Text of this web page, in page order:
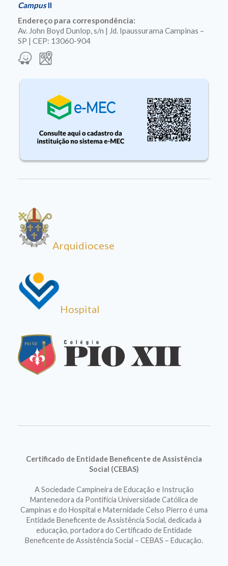
CampusII
Endereço para correspondência:
Av. John Boyd Dunlop, s/n | Jd. Ipaussurama Campinas –
SP | CEP: 13060-904
Arquidiocese
Hospital
Certificado de Entidade Beneficente de Assistência
Social (CEBAS)
A Sociedade Campineira de Educação e Instrução
Mantenedora da Pontifícia Universidade Católica de
Campinas e do Hospital e Maternidade Celso Pierro é uma
Entidade Beneficente de Assistência Social, dedicada à
educação, portadora do Certificado de Entidade
Beneficente de Assistência Social – CEBAS – Educação.